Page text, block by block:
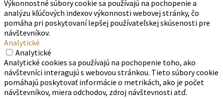
Výkonnostné súbory cookie sa používajú na pochopenie a
analýzu kľúčových indexov výkonnosti webovej stránky, čo
pomáha pri poskytovaní lepšej používateľskej skúsenosti pre
návštevníkov.
Analytické
Analytické
Analytické cookies sa používajú na pochopenie toho, ako
návštevníci interagujú s webovou stránkou. Tieto súbory cookie
pomáhajú poskytovať informácie o metrikách, ako je počet
návštevníkov, miera odchodov, zdroj návštevnosti atď.